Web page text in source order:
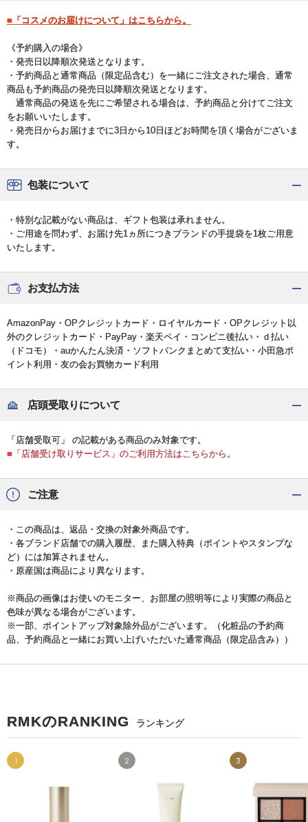
■「コスメのお届けについて」はこちらから。
《予約購入の場合》
・発売日以降順次発送となります。
・予約商品と通常商品（限定品含む）を一緒にご注文された場合、通常
商品も予約商品の発売日以降順次発送となります。
通常商品の発送を先にご希望される場合は、予約商品と分けてご注文
をお願いいたします。
・発売日からお届けまでに3日から10日ほどお時間を頂く場合がございま
す。
包装について
・特別な記載がない商品は、ギフト包装は承れません。
・ご用途を問わず、お届け先1ヵ所につきブランドの手提袋を1枚ご用意
いたします。
お支払方法
AmazonPay・OPクレジットカード・ロイヤルカード・OPクレジット以
外のクレジットカード・PayPay・楽天ペイ・コンビニ後払い・ｄ払い
（ドコモ）・auかんたん決済・ソフトバンクまとめて支払い・小田急ポ
イント利用・友の会お買物カード利用
店頭受取りについて
「店舗受取可」 の記載がある商品のみ対象です。
■「店舗受け取りサービス」のご利用方法はこちらから。
ご注意
・この商品は、返品・交換の対象外商品です。
・各ブランド店舗での購入履歴、また購入特典（ポイントやスタンプな
ど）には加算されません。
・原産国は商品により異なります。
※商品の画像はお使いのモニター、お部屋の照明等により実際の商品と
色味が異なる場合がございます。
※一部、ポイントアップ対象除外品がございます。（化粧品の予約商
品、予約商品と一緒にお買い上げいただいた通常商品（限定品含み））
RMKのRANKING ランキング
1 2 3